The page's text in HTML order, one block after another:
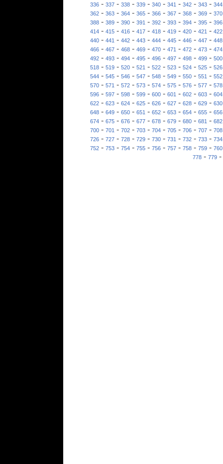
336- 337- 338- 339- 340- 341- 342- 343- 344
362- 363- 364- 365- 366- 367- 368- 369- 370
388 - 389 - 390 - 391 - 392 - 393 - 394 - 395 - 396
414- 415- 416- 417- 418- 419- 420- 421- 422
440- 441- 442- 443- 444- 445- 446- 447- 448
466- 467- 468- 469- 470- 471- 472- 473- 474
492 - 493 - 494 - 495 - 496 - 497 - 498 - 499 - 500
518- 519- 520- 521- 522- 523- 524- 525- 526
544- 545- 546- 547- 548- 549- 550- 551- 552
570- 571- 572- 573- 574- 575- 576- 577- 578
596 - 597 - 598 - 599 - 600 - 601 - 602 - 603 - 604
622- 623- 624- 625- 626- 627- 628- 629- 630
648- 649- 650- 651- 652- 653- 654- 655- 656
674- 675- 676- 677- 678- 679- 680- 681- 682
700 - 701 - 702 - 703 - 704 - 705 - 706 - 707 - 708
726- 727- 728- 729- 730- 731- 732- 733- 734
752- 753- 754- 755- 756- 757- 758- 759- 760
778- 779-